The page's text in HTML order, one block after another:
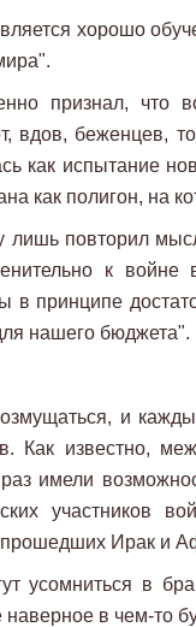
хорошо
признал, что
вдов, беженцев,
как испытание
как полигон, на
повторил
к войне
в принципе
нашего бюджета".
и
Как известно,
имели
участников
Ирак и
усомниться в
в чем-то